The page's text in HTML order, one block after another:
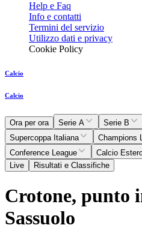
Help e Faq
Info e contatti
Termini del servizio
Utilizzo dati e privacy
Cookie Policy
Calcio
Calcio
Ora per ora Serie A Serie B
Supercoppa Italiana
Champions
Conference League
Calcio
Live
Risultati e Classifiche
Crotone, punto
Sassuolo